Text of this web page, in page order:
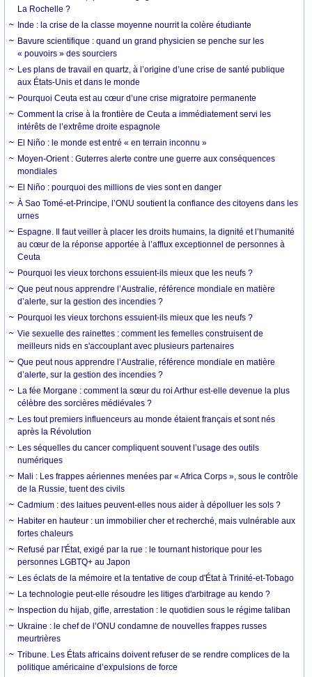
La Rochelle ?
Inde : la crise de la classe moyenne nourrit la colère étudiante
Bavure scientifique : quand un grand physicien se penche sur les
« pouvoirs » des sourciers
Les plans de travail en quartz, à l’origine d’une crise de santé publique
aux États-Unis et dans le monde
Pourquoi Ceuta est au cœur d’une crise migratoire permanente
Comment la crise à la frontière de Ceuta a immédiatement servi les
intérêts de l’extrême droite espagnole
El Niño : le monde est entré « en terrain inconnu »
Moyen-Orient : Guterres alerte contre une guerre aux conséquences
mondiales
El Niño : pourquoi des millions de vies sont en danger
À Sao Tomé-et-Principe, l’ONU soutient la confiance des citoyens dans les
urnes
Espagne. Il faut veiller à placer les droits humains, la dignité et l’humanité
au cœur de la réponse apportée à l’afflux exceptionnel de personnes à
Ceuta
Pourquoi les vieux torchons essuient-ils mieux que les neufs ?
Que peut nous apprendre l’Australie, référence mondiale en matière
d’alerte, sur la gestion des incendies ?
Pourquoi les vieux torchons essuient-ils mieux que les neufs ?
Vie sexuelle des rainettes : comment les femelles construisent de
meilleurs nids en s'accouplant avec plusieurs partenaires
Que peut nous apprendre l’Australie, référence mondiale en matière
d’alerte, sur la gestion des incendies ?
La fée Morgane : comment la sœur du roi Arthur est-elle devenue la plus
célèbre des sorcières médiévales ?
Les tout premiers influenceurs au monde étaient français et sont nés
après la Révolution
Les séquelles du cancer compliquent souvent l’usage des outils
numériques
Mali : Les frappes aériennes menées par « Africa Corps », sous le contrôle
de la Russie, tuent des civils
Cadmium : des laitues peuvent-elles nous aider à dépolluer les sols ?
Habiter en hauteur : un immobilier cher et recherché, mais vulnérable aux
fortes chaleurs
Refusé par l'État, exigé par la rue : le tournant historique pour les
personnes LGBTQ+ au Japon
Les éclats de la mémoire et la tentative de coup d'État à Trinité-et-Tobago
La technologie peut-elle résoudre les litiges d'arbitrage au kendo ?
Inspection du hijab, gifle, arrestation : le quotidien sous le régime taliban
Ukraine : le chef de l’ONU condamne de nouvelles frappes russes
meurtrières
Tribune. Les États africains doivent refuser de se rendre complices de la
politique américaine d’expulsions de force